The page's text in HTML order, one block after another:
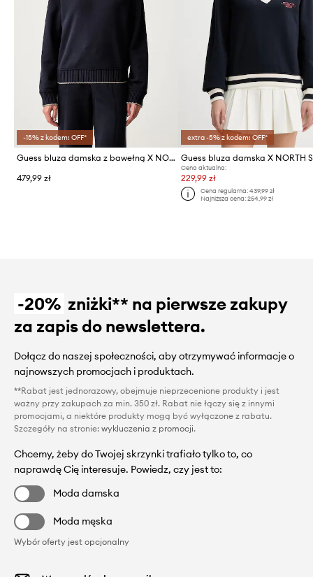
-15% z kodem: OFF*
Guess bluza damska z bawełną X NORTH SAILS
479,99 zł
extra -5% z kodem: OFF*
Guess bluza damska X NORTH
Cena aktualna:
229,99 zł
Cena regularna: 439,99 zł
Najniższa cena: 254,99 zł
-20% zniżki** na pierwsze zakupy
za zapis do newslettera.
Dołącz do naszej społeczności, aby otrzymywać informacje o
najnowszych promocjach i produktach.
**Rabat jest jednorazowy, obejmuje nieprzecenione produkty i jest
ważny przy zakupach za min. 350 zł. Rabat nie łączy się z innymi
promocjami, a niektóre produkty mogą być wyłączone z rabatu.
Szczegóły na stronie: wykluczenia z promocji.
Chcemy, żeby do Twojej skrzynki trafiało tylko to, co
naprawdę Cię interesuje. Powiedz, czy jest to:
Moda damska
Moda męska
Wybór oferty jest opcjonalny